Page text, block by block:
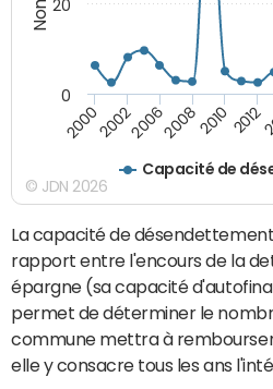
Capacité de
20002002200620082010 2012
0
20
© JDN 2026
La capacité de
rapport entre l'encours de la
épargne (sa capacité
permet de déterminer le
commune mettra à
elle y consacre tous les ans